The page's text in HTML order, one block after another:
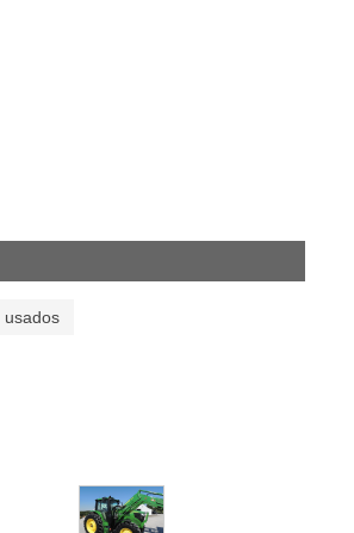
usados